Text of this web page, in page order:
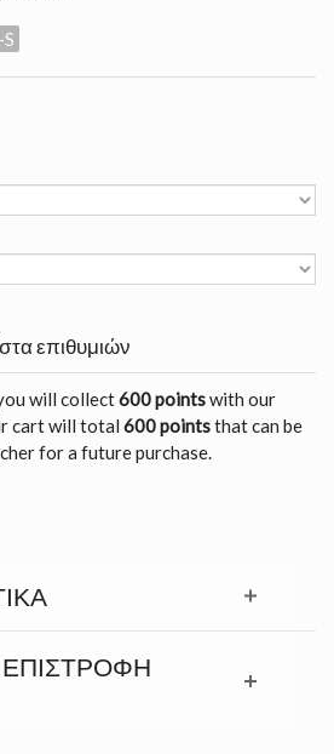
επιθυμιών
will collect600 pointswith our
cart will total 600 pointsthat can be
for a future purchase.